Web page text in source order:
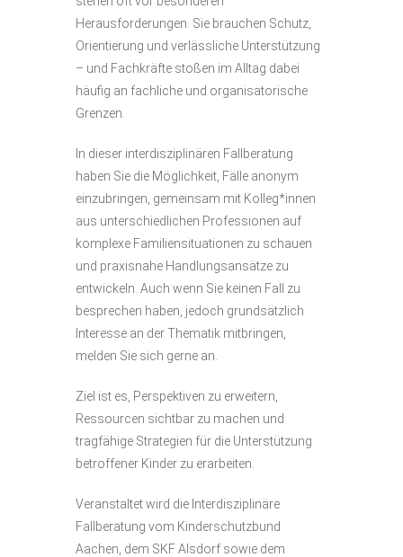
Herausforderungen. Sie brauchen Schutz,
Orientierung und verlässliche Unterstützung
– und Fachkräfte stoßen im Alltag dabei
häufig an fachliche und organisatorische
Grenzen.
In dieser interdisziplinären Fallberatung
haben Sie die Möglichkeit, Fälle anonym
einzubringen, gemeinsam mit Kolleg*innen
aus unterschiedlichen Professionen auf
komplexe Familiensituationen zu schauen
und praxisnahe Handlungsansätze zu
entwickeln. Auch wenn Sie keinen Fall zu
besprechen haben, jedoch grundsätzlich
Interesse an der Thematik mitbringen,
melden Sie sich gerne an.
Ziel ist es, Perspektiven zu erweitern,
Ressourcen sichtbar zu machen und
tragfähige Strategien für die Unterstützung
betroffener Kinder zu erarbeiten.
Veranstaltet wird die Interdisziplinäre
Fallberatung vom Kinderschutzbund
Aachen, dem SKF Alsdorf sowie dem